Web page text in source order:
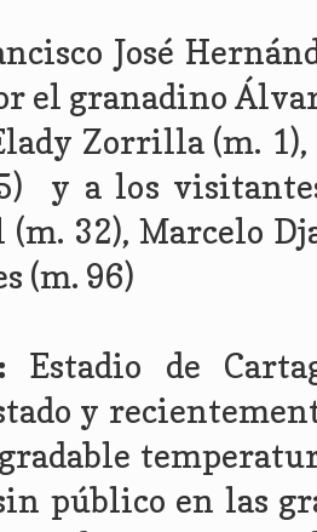
José
el granadino
Zorrilla (m.
y a los
(m. 32), Marcelo
(m. 96)
Estadio de
y
público en las